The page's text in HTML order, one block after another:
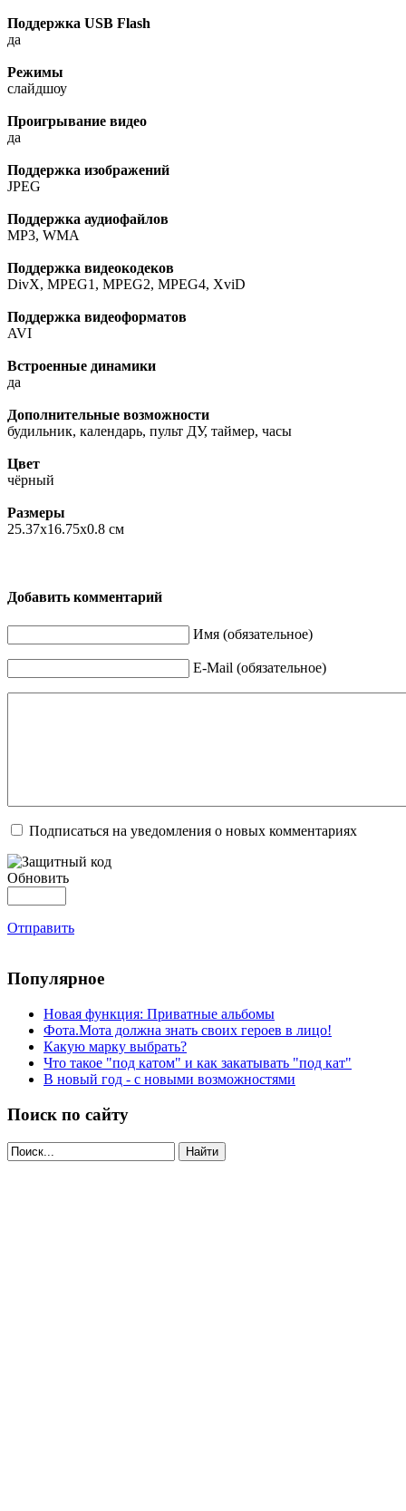
Поддержка USB Flash
да
Режимы
слайдшоу
Проигрывание видео
да
Поддержка изображений
JPEG
Поддержка аудиофайлов
MP3, WMA
Поддержка видеокодеков
DivX, MPEG1, MPEG2, MPEG4, XviD
Поддержка видеоформатов
AVI
Встроенные динамики
да
Дополнительные возможности
будильник, календарь, пульт ДУ, таймер, часы
Цвет
чёрный
Размеры
25.37x16.75x0.8 см
Добавить комментарий
Имя (обязательное)
E-Mail (обязательное)
Подписаться на уведомления о новых комментариях
Обновить
Отправить
Популярное
Новая функция: Приватные альбомы
Фота.Мота должна знать своих героев в лицо!
Какую марку выбрать?
Что такое "под катом" и как закатывать "под кат"
В новый год - с новыми возможностями
Поиск по сайту
Найти